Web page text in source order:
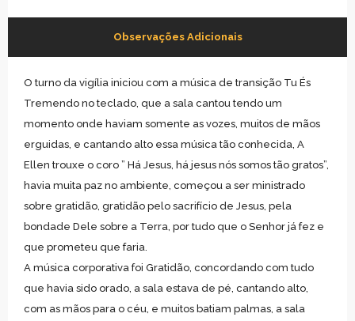
Observações Adicionais
O turno da vigília iniciou com a música de transição Tu És
Tremendo no teclado, que a sala cantou tendo um
momento onde haviam somente as vozes, muitos de mãos
erguidas, e cantando alto essa música tão conhecida, A
Ellen trouxe o coro ” Há Jesus, há jesus nós somos tão gratos”,
havia muita paz no ambiente, começou a ser ministrado
sobre gratidão, gratidão pelo sacrifício de Jesus, pela
bondade Dele sobre a Terra, por tudo que o Senhor já fez e
que prometeu que faria.
A música corporativa foi Gratidão, concordando com tudo
que havia sido orado, a sala estava de pé, cantando alto,
com as mãos para o céu, e muitos batiam palmas, a sala